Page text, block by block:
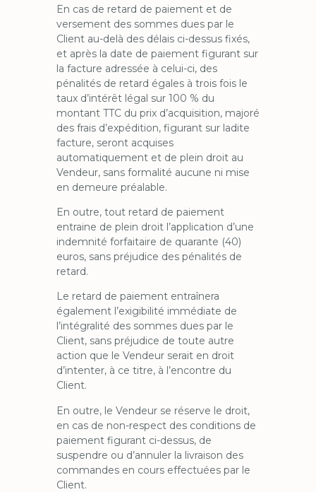
En cas de retard de paiement et de
versement des sommes dues par le
Client au-delà des délais ci-dessus fixés,
et après la date de paiement figurant sur
la facture adressée à celui-ci, des
pénalités de retard égales à trois fois le
taux d’intérêt légal sur 100 % du
montant TTC du prix d’acquisition, majoré
des frais d’expédition, figurant sur ladite
facture, seront acquises
automatiquement et de plein droit au
Vendeur, sans formalité aucune ni mise
en demeure préalable.
En outre, tout retard de paiement
entraine de plein droit l’application d’une
indemnité forfaitaire de quarante (40)
euros, sans préjudice des pénalités de
retard.
Le retard de paiement entraînera
également l’exigibilité immédiate de
l’intégralité des sommes dues par le
Client, sans préjudice de toute autre
action que le Vendeur serait en droit
d’intenter, à ce titre, à l’encontre du
Client.
En outre, le Vendeur se réserve le droit,
en cas de non-respect des conditions de
paiement figurant ci-dessus, de
suspendre ou d’annuler la livraison des
commandes en cours effectuées par le
Client.